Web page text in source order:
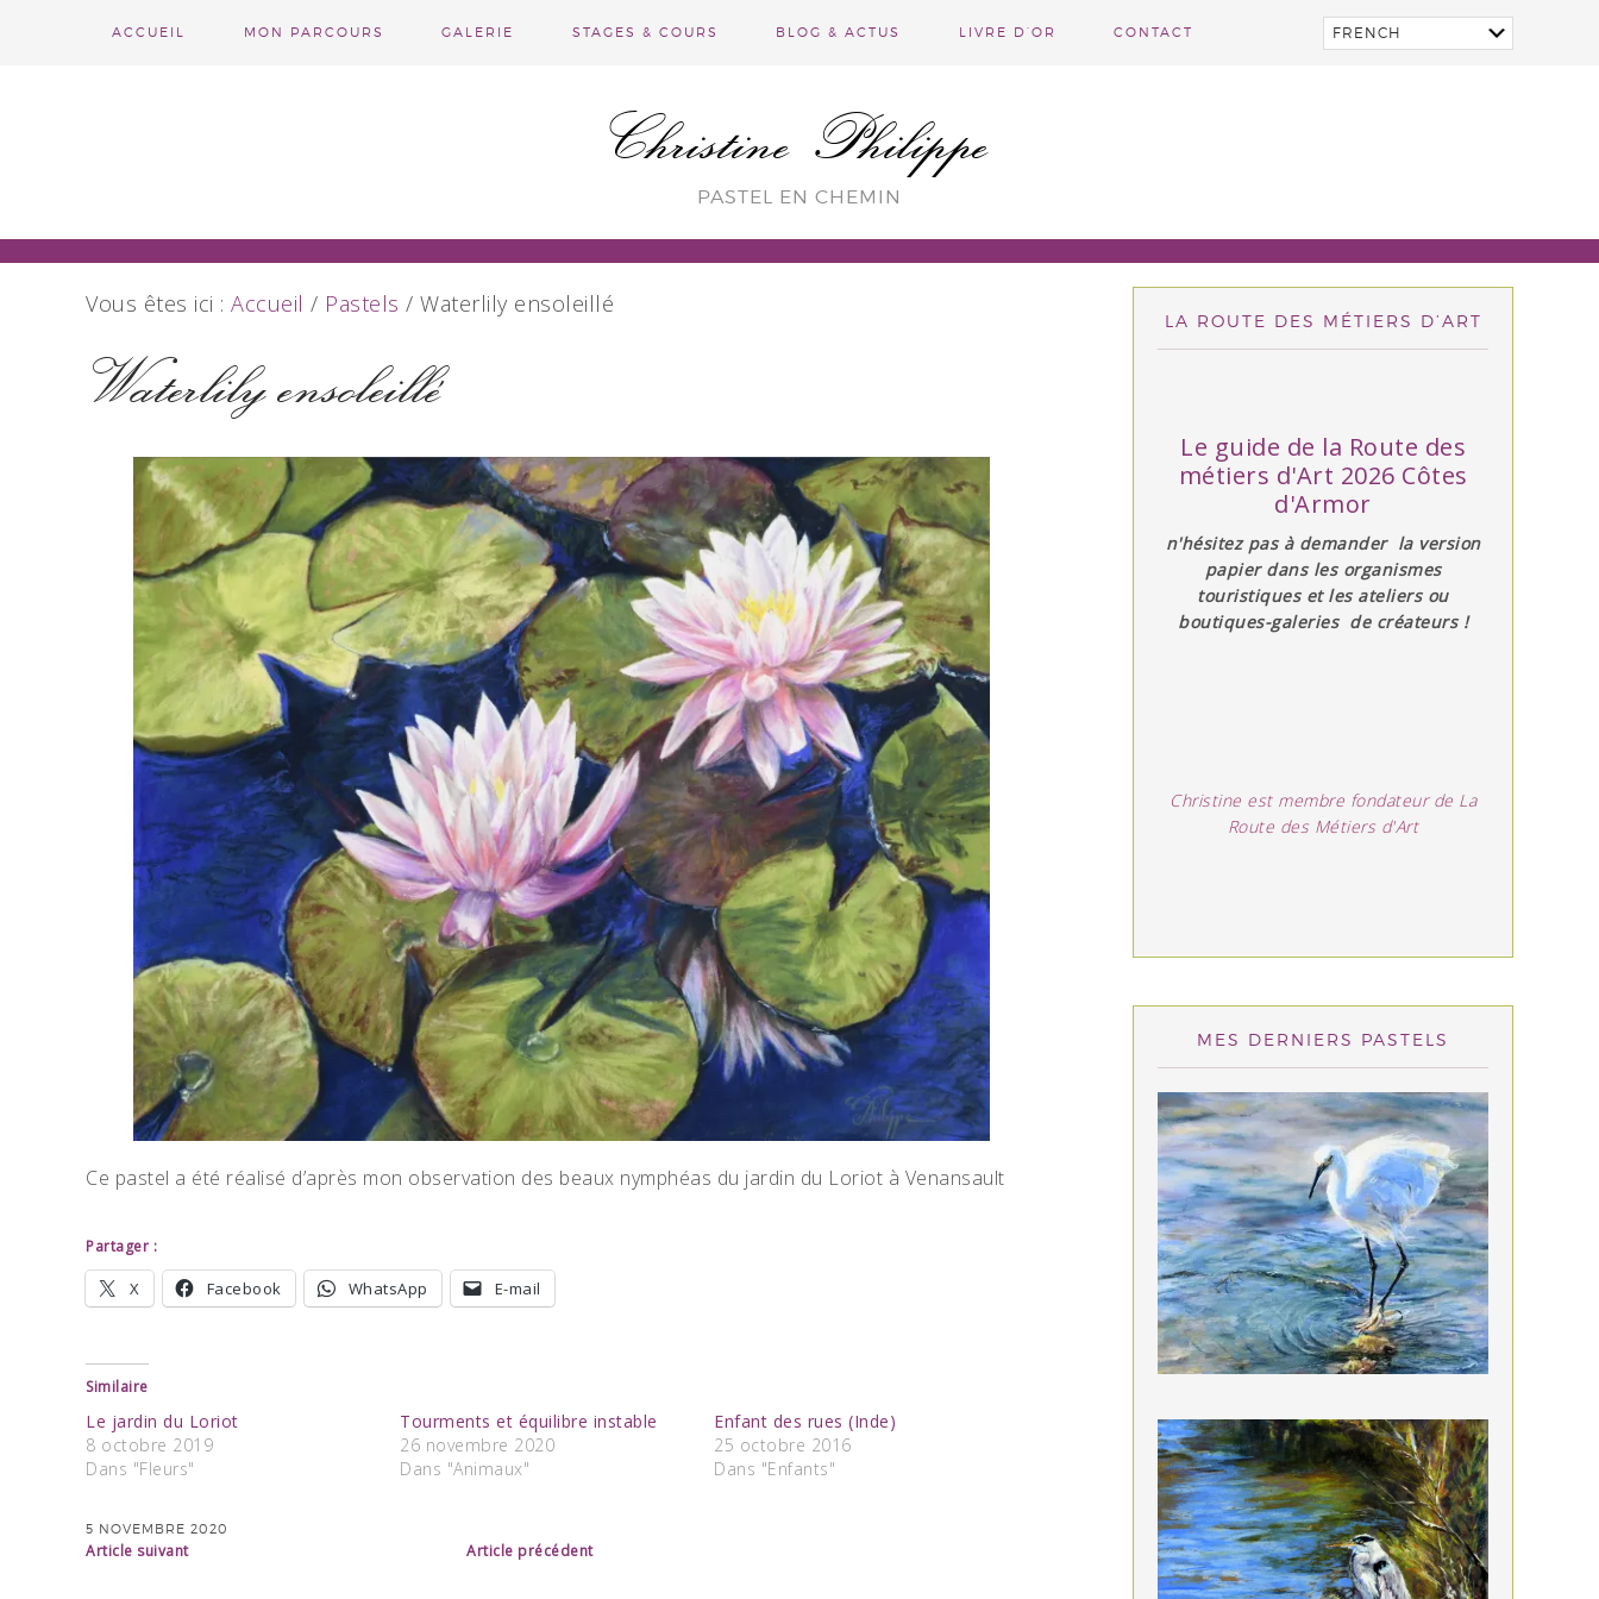
ACCUEIL MON PARCOURS GALERIE STAGES & COURS BLOG & ACTUS LIVRE D’OR CONTACT
Christine Philippe
PASTEL EN CHEMIN
Vous êtes ici : Accueil / Pastels / Waterlily ensoleillé
Waterlily ensoleillé
Ce pastel a été réalisé d’après mon observation des beaux nymphéas du jardin du Loriot à Venansault
Partager :
X Facebook WhatsApp E-mail
Similaire
Le jardin du Loriot
8 octobre 2019
Dans "Fleurs"
Tourments et équilibre instable
26 novembre 2020
Dans "Animaux"
Enfant des rues (Inde)
25 octobre 2016
Dans "Enfants"
5 NOVEMBRE 2020
Article suivant Article précédent
LA ROUTE DES MÉTIERS D’ART
Le guide de la Route des
métiers d'Art 2026 Côtes
d'Armor
n'hésitez pas à demander la version
papier dans les organismes
touristiques et les ateliers ou
boutiques-galeries de créateurs !
Christine est membre fondateur de La
Route des Métiers d'Art
MES DERNIERS PASTELS